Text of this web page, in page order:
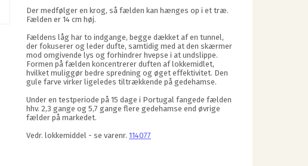
Der medfølger en krog, så fælden kan hænges op i et træ.
Fælden er 14 cm høj.
Fældens låg har to indgange, begge dækket af en tunnel,
der fokuserer og leder dufte, samtidig med at den skærmer
mod omgivende lys og forhindrer hvepse i at undslippe.
Formen på fælden koncentrerer duften af lokkemidlet,
hvilket muliggør bedre spredning og øget effektivitet. Den
gule farve virker ligeledes tiltrækkende på gedehamse.
Under en testperiode på 15 dage i Portugal fangede fælden
hhv. 2,3 gange og 5,7 gange flere gedehamse end øvrige
fælder på markedet.
Vedr. lokkemiddel - se varenr.114077